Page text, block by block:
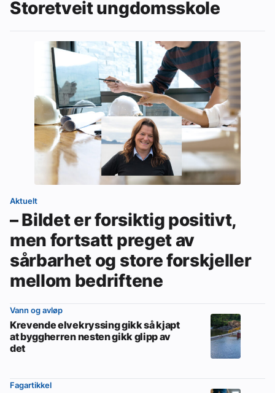
Storetveit ungdomsskole
Aktuelt
– Bildet er forsiktig positivt,
men fortsatt preget av
sårbarhet og store forskjeller
mellom bedriftene
Vann og avløp
Krevende elvekryssing gikk så kjapt
at byggherren nesten gikk glipp av
det
Fagartikkel